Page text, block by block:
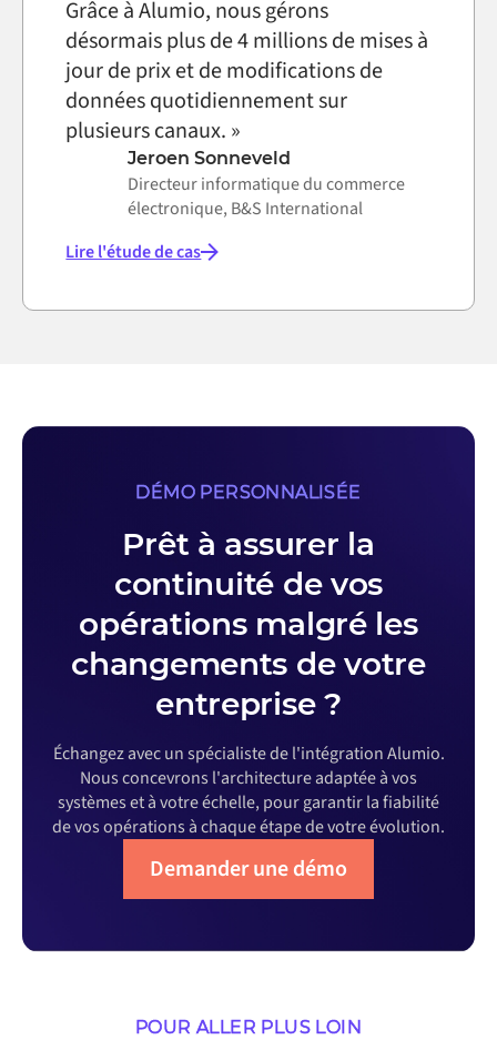
Grâce à Alumio, nous gérons
désormais plus de 4 millions de mises à
jour de prix et de modifications de
données quotidiennement sur
plusieurs canaux. »
Jeroen Sonneveld
Directeur informatique du commerce
électronique, B&S International
Lire l'étude de cas
DÉMO PERSONNALISÉE
Prêt à assurer la
continuité de vos
opérations malgré les
changements de votre
entreprise ?
Échangez avec un spécialiste de l'intégration Alumio.
Nous concevrons l'architecture adaptée à vos
systèmes et à votre échelle, pour garantir la fiabilité
de vos opérations à chaque étape de votre évolution.
Demander une démo
POUR ALLER PLUS LOIN